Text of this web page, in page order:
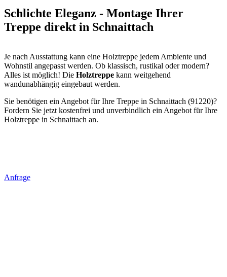
Schlichte Eleganz - Montage Ihrer
Treppe direkt in Schnaittach
Je nach Ausstattung kann eine Holztreppe jedem Ambiente und
Wohnstil angepasst werden. Ob klassisch, rustikal oder modern?
Alles ist möglich! Die Holztreppe kann weitgehend
wandunabhängig eingebaut werden.
Sie benötigen ein Angebot für Ihre Treppe in Schnaittach (91220)?
Fordern Sie jetzt kostenfrei und unverbindlich ein Angebot für Ihre
Holztreppe in Schnaittach an.
Anfrage